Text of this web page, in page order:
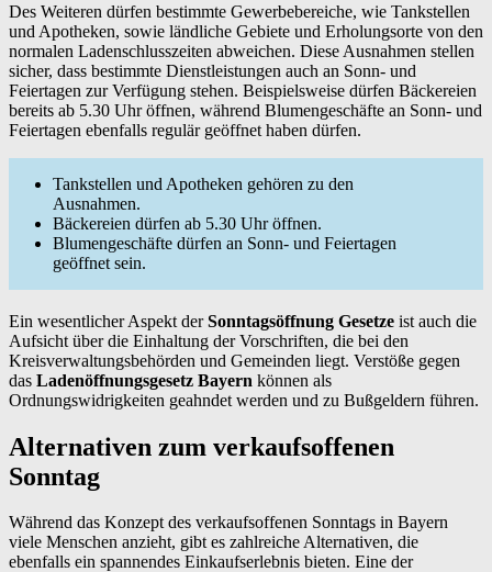
Des Weiteren dürfen bestimmte Gewerbebereiche, wie Tankstellen
und Apotheken, sowie ländliche Gebiete und Erholungsorte von den
normalen Ladenschlusszeiten abweichen. Diese Ausnahmen stellen
sicher, dass bestimmte Dienstleistungen auch an Sonn- und
Feiertagen zur Verfügung stehen. Beispielsweise dürfen Bäckereien
bereits ab 5.30 Uhr öffnen, während Blumengeschäfte an Sonn- und
Feiertagen ebenfalls regulär geöffnet haben dürfen.
Tankstellen und Apotheken gehören zu den
Ausnahmen.
Bäckereien dürfen ab 5.30 Uhr öffnen.
Blumengeschäfte dürfen an Sonn- und Feiertagen
geöffnet sein.
Ein wesentlicher Aspekt derSonntagsöffnung Gesetze ist auch die
Aufsicht über die Einhaltung der Vorschriften, die bei den
Kreisverwaltungsbehörden und Gemeinden liegt. Verstöße gegen
das Ladenöffnungsgesetz Bayern können als
Ordnungswidrigkeiten geahndet werden und zu Bußgeldern führen.
Alternativen zum verkaufsoffenen
Sonntag
Während das Konzept des verkaufsoffenen Sonntags in Bayern
viele Menschen anzieht, gibt es zahlreiche Alternativen, die
ebenfalls ein spannendes Einkaufserlebnis bieten. Eine der